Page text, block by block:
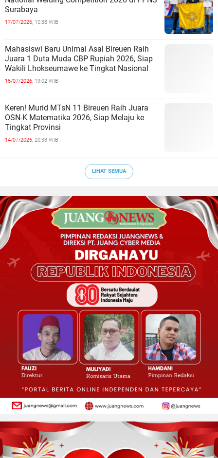
Surabaya
17/07/2026, 10:38 WIB
Mahasiswi Baru Unimal Asal Bireuen Raih
Juara 1 Duta Muda CBP Rupiah 2026, Siap
Wakili Lhokseumawe ke Tingkat Nasional
15/07/2026, 19:02 WIB
Keren! Murid MTsN 11 Bireuen Raih Juara
OSN-K Matematika 2026, Siap Melaju ke
Tingkat Provinsi
14/07/2026, 20:38 WIB
LIHAT SEMUA